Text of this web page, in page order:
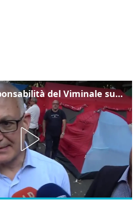
Gualtieri: "Responsabilità del Viminale su Spin Time? La posizione dei partiti è nota"